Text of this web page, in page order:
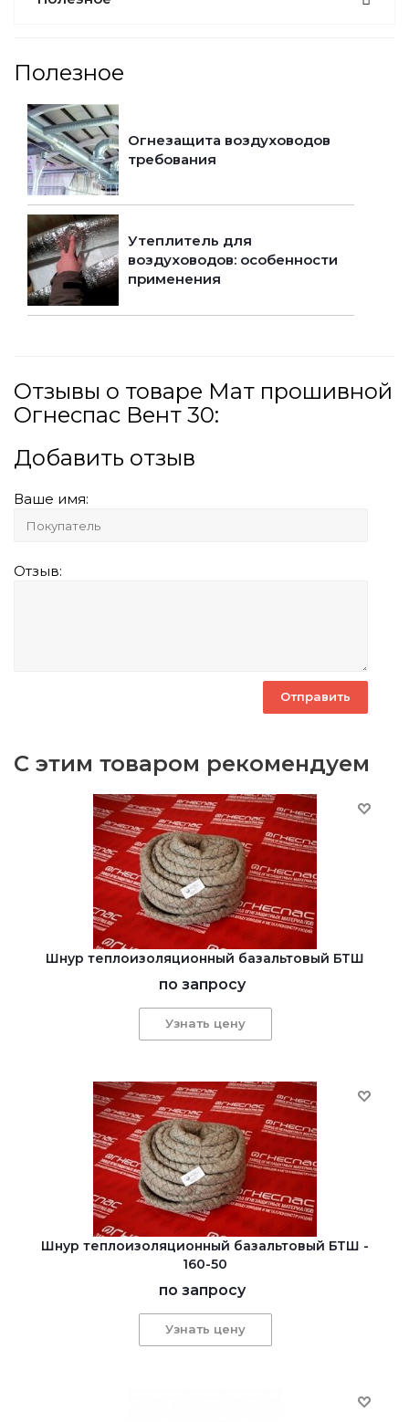
Полезное
Огнезащита воздуховодов
требования
Утеплитель для
воздуховодов: особенности
применения
Отзывы о товаре Мат прошивной
Огнеспас Вент 30:
Добавить отзыв
Ваше имя:
Отзыв:
С этим товаром рекомендуем
Шнур теплоизоляционный базальтовый БТШ
по запросу
Узнать цену
Шнур теплоизоляционный базальтовый БТШ -
160-50
по запросу
Узнать цену